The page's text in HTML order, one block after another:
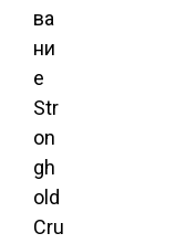
ва
ни
е
Str
on
gh
old
Cru